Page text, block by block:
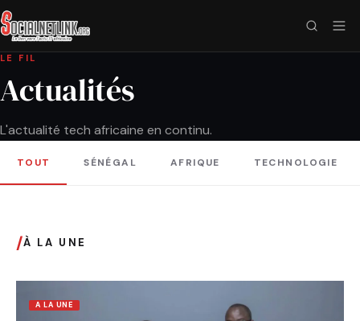
LE FIL
Actualités
L'actualité tech africaine en continu.
TOUT SÉNÉGAL AFRIQUE TECHNOLOGIE
/À LA UNE
A LA UNE